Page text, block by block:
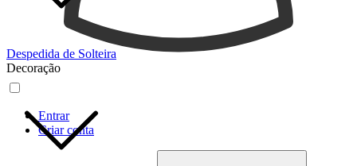
Despedida de Solteira
Decoração
Entrar
Criar conta